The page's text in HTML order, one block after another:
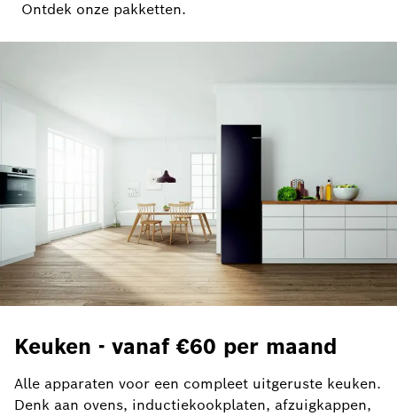
Ontdek onze pakketten.
Keuken - vanaf €60 per maand
Alle apparaten voor een compleet uitgeruste keuken.
Denk aan ovens, inductiekookplaten, afzuigkappen,